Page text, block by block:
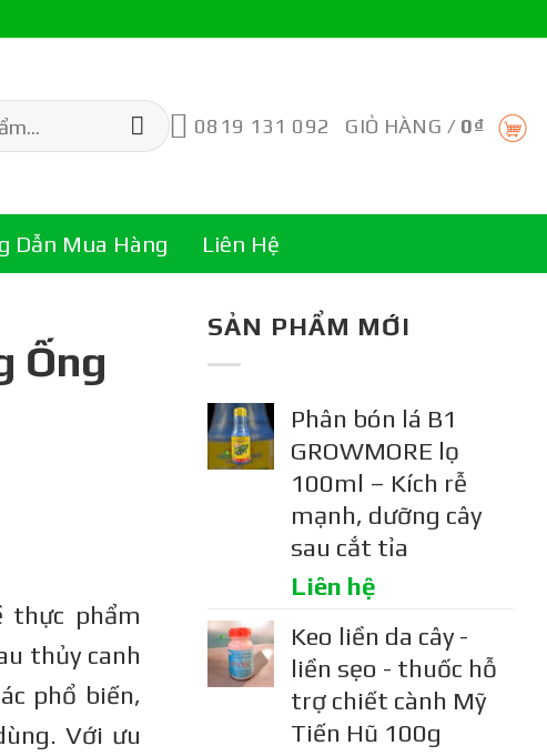
0819 131 092 GIỎ HÀNG / 0₫
Dẫn Mua Hàng Liên Hệ
Ống
thực phẩm
thủy canh
phổ biến,
Với ưu
SẢN PHẨM MỚI
Phân bón lá B1
GROWMORE lọ
100ml – Kích rễ
mạnh, dưỡng cây
sau cắt tỉa
Liên hệ
Keo liền da cây -
liền sẹo - thuốc hỗ
trợ chiết cành Mỹ
Tiến Hũ 100g